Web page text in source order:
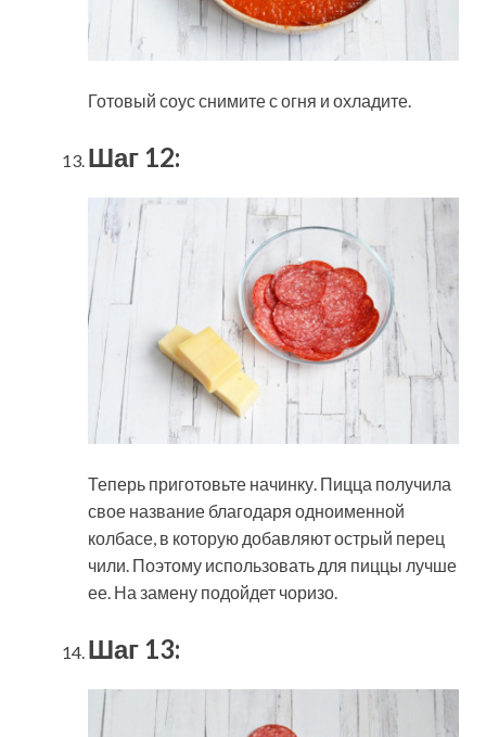
Готовый соус снимите с огня и охладите.
Шаг 12:
Теперь приготовьте начинку. Пицца получила
свое название благодаря одноименной
колбасе, в которую добавляют острый перец
чили. Поэтому использовать для пиццы лучше
ее. На замену подойдет чоризо.
Шаг 13: